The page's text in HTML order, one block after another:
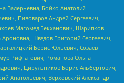
Валерьевна, Бойко Анатолий
Пивоваров Андрей Сергеевич,
Магомед Бекханович, Шарипков
Шведов Григорий Сергеевич,
Борис Юльевич, Созаев
Рифгатович, Романова Ольга
Цирульников Борис Альбертович,
Анатольевич, Верховский Александр